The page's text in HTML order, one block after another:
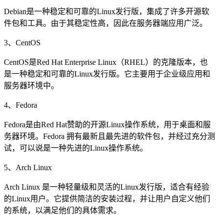
Debian是一种稳定和可靠的Linux发行版，集成了许多开源软
件包和工具。由于其稳定性高，因此在服务器端应用广泛。
3、CentOS
CentOS是Red Hat Enterprise Linux（RHEL）的克隆版本，也
是一种稳定和可靠的Linux发行版。它主要用于企业级应用和
服务器环境中。
4、Fedora
Fedora是由Red Hat赞助的开源Linux操作系统，用于桌面和服
务器环境。Fedora 拥有最新且最先进的软件包，并经过充分测
试，可以说是一种先进的Linux操作系统。
5、Arch Linux
Arch Linux 是一种轻量级和灵活的Linux发行版，适合有经验
的Linux用户。它提供简洁的安装过程，并让用户自定义他们
的系统，以满足他们的具体需求。